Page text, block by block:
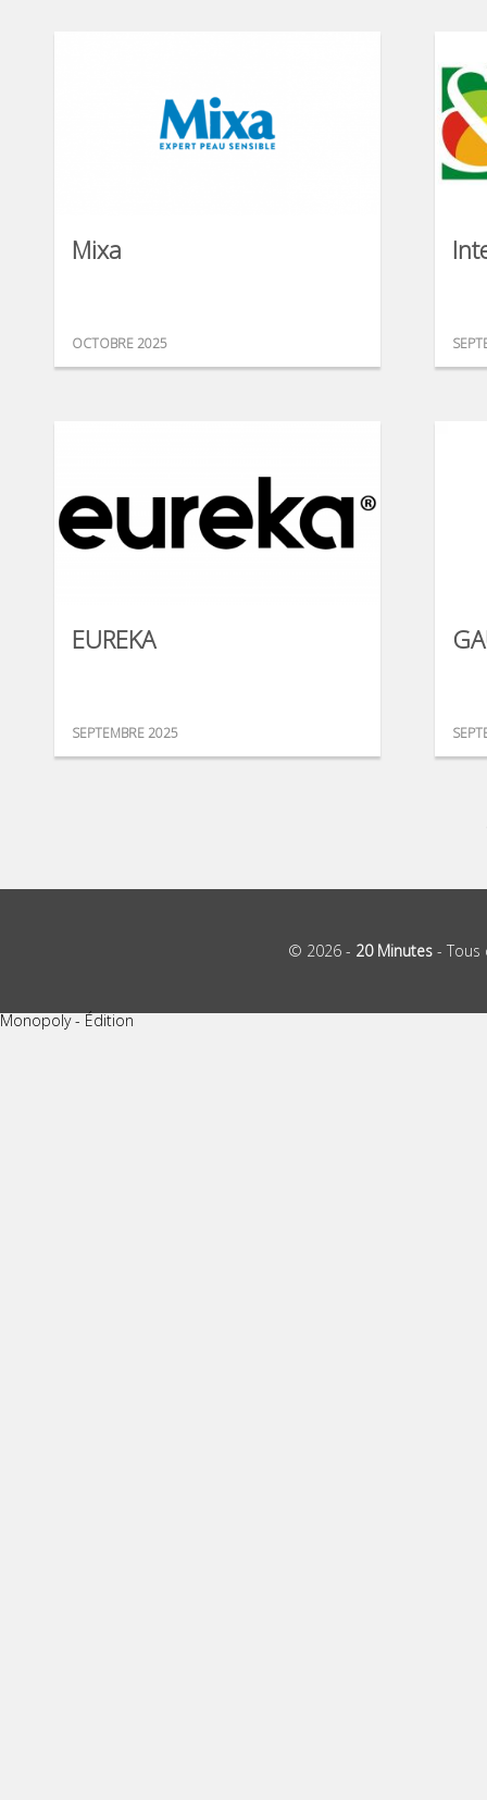
Mixa
OCTOBRE 2025
EUREKA
SEPTEMBRE 2025
© 2026 - 20 Minutes -
Monopoly - Édition